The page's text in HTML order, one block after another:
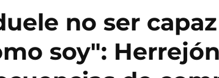
no ser
soy":